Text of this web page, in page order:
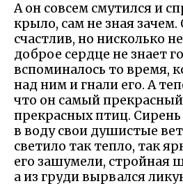
А он совсем смутился и
крыло, сам не зная
счастлив, но нисколько
доброе сердце не знает
вспоминалось то время,
над ним и гнали его. А
что он самый
прекрасных птиц.
в воду свои душистые
светило так тепло, так
его зашумели, стройная
а из груди вырвался